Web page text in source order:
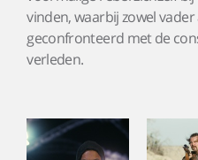
vinden, waarbij zowel
geconfronteerd met de
verleden.